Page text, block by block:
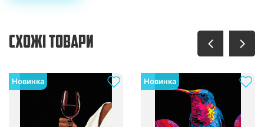
СХОЖІ ТОВАРИ
Новинка Новинка